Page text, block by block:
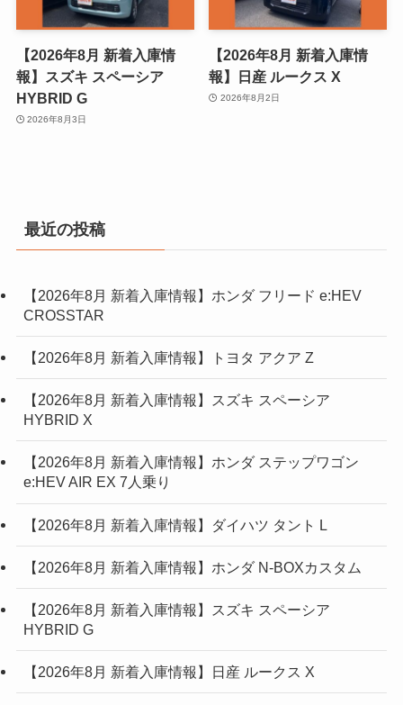
【2026年8月 新着入庫情
報】スズキ スペーシア
HYBRID G
2026年8月3日
【2026年8月 新着入庫情
報】日産 ルークス X
2026年8月2日
最近の投稿
【2026年8月 新着入庫情報】ホンダ フリード e:HEV
CROSSTAR
【2026年8月 新着入庫情報】トヨタ アクア Z
【2026年8月 新着入庫情報】スズキ スペーシア
HYBRID X
【2026年8月 新着入庫情報】ホンダ ステップワゴン
e:HEV AIR EX 7人乗り
【2026年8月 新着入庫情報】ダイハツ タント L
【2026年8月 新着入庫情報】ホンダ N-BOXカスタム
【2026年8月 新着入庫情報】スズキ スペーシア
HYBRID G
【2026年8月 新着入庫情報】日産 ルークス X